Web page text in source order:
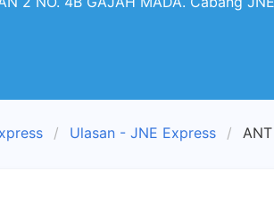
Ulasan - JNE Express